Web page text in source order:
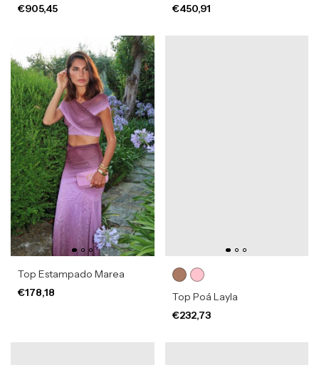
€905,45 €450,91
Top Estampado Marea
€178,18
Top Poá Layla
€232,73